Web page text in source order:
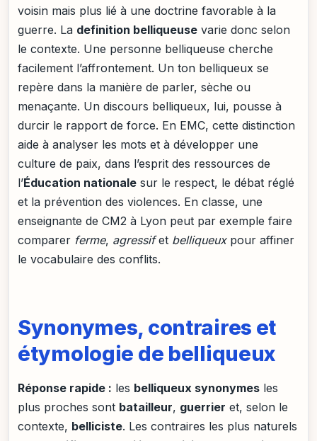
voisin mais plus lié à une doctrine favorable à la
guerre. La definition belliqueuse varie donc selon
le contexte. Une personne belliqueuse cherche
facilement l’affrontement. Un ton belliqueux se
repère dans la manière de parler, sèche ou
menaçante. Un discours belliqueux, lui, pousse à
durcir le rapport de force. En EMC, cette distinction
aide à analyser les mots et à développer une
culture de paix, dans l’esprit des ressources de
l’Éducation nationale sur le respect, le débat réglé
et la prévention des violences. En classe, une
enseignante de CM2 à Lyon peut par exemple faire
comparer ferme, agressifet belliqueuxpour affiner
le vocabulaire des conflits.
Synonymes, contraires et
étymologie de belliqueux
Réponse rapide : les belliqueux synonymes les
plus proches sont batailleur, guerrier et, selon le
contexte, belliciste. Les contraires les plus naturels